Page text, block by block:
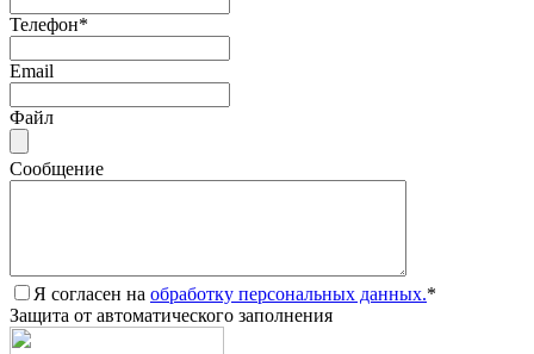
Телефон*
Email
Файл
Сообщение
Я согласен на обработку персональных данных.*
Защита от автоматического заполнения